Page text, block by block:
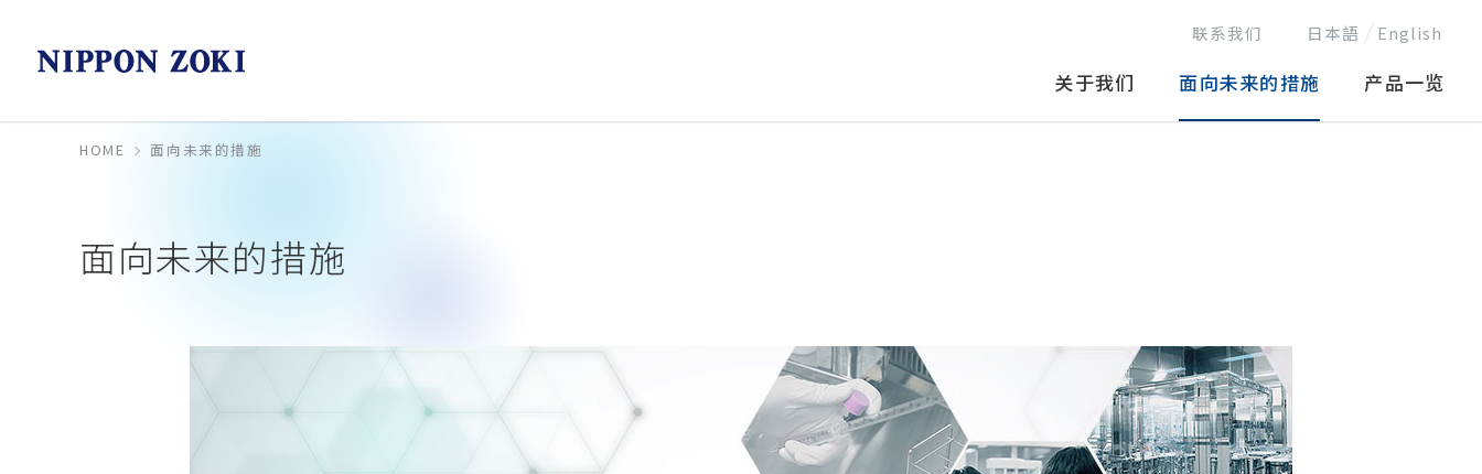
关于我们 面向未来的措施 产品一览
联系我们 日本語 English
HOME 面向未来的措施
面向未来的措施